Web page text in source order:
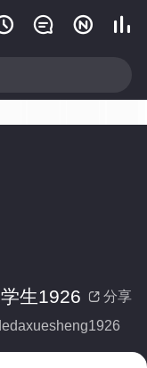
  
 分享
生1926